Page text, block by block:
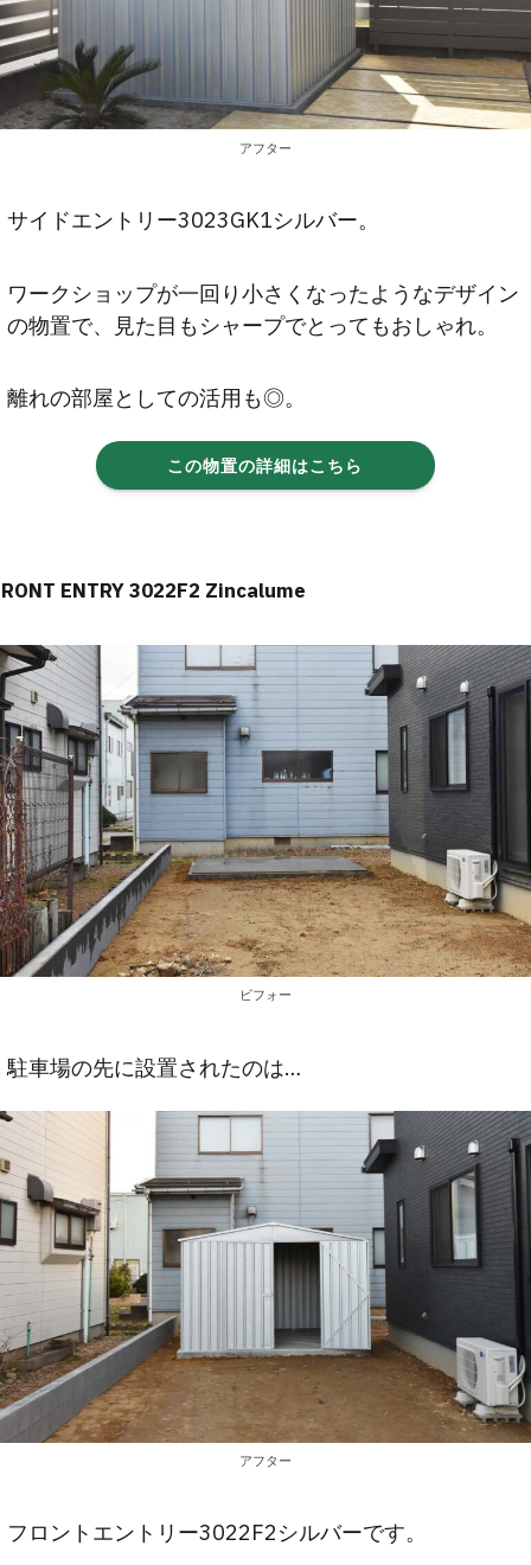
アフター
サイドエントリー3023GK1シルバー。
ワークショップが一回り小さくなったようなデザイン
の物置で、見た目もシャープでとってもおしゃれ。
離れの部屋としての活用も◎。
この物置の詳細はこちら
ENTRY 3022F2 Zincalume
ビフォー
駐車場の先に設置されたのは…
アフター
フロントエントリー3022F2シルバーです。